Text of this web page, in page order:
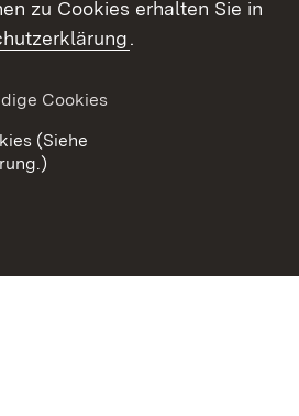
zu Cookies erhalten Sie in
.
Cookies
(Siehe